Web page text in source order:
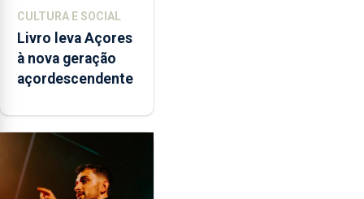
CULTURA E SOCIAL
Livro leva Açores
à nova geração
açordescendente